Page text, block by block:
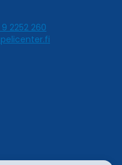
2252 260